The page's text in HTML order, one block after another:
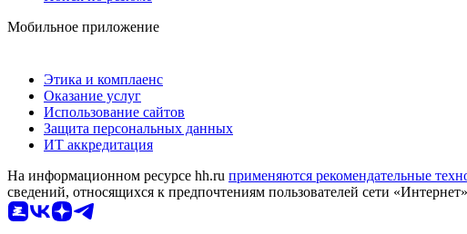
Мобильное приложение
Этика и комплаенс
Оказание услуг
Использование сайтов
Защита персональных данных
ИТ аккредитация
На информационном ресурсе hh.ru применяются рекомендательные
сведений, относящихся к предпочтениям пользователей сети